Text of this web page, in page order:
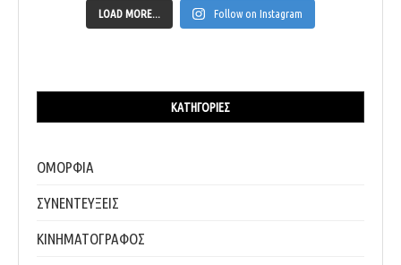
LOAD MORE... Follow on Instagram
ΚΑΤΗΓΟΡΊΕΣ
ΟΜΟΡΦΙΑ
ΣΥΝΕΝΤΕΥΞΕΙΣ
ΚΙΝΗΜΑΤΟΓΡΑΦΟΣ